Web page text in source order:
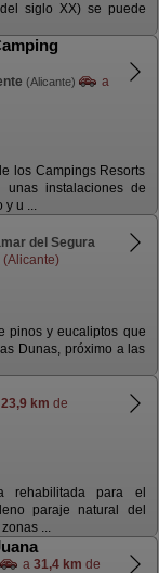
siglo XX) se puede
(Alicante)
a
los Campings Resorts
unas instalaciones de
y u ...
del Segura
pinos y eucaliptos que
Dunas, próximo a las
23,9 km de
rehabilitada para el
paraje natural del
...
a 31,4 km de